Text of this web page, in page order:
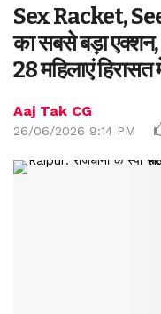
Sex Racket,
का सबसे बड़ा
28 महिलाएं हिरासत
Aaj Tak CG
26/06/2026 9:14 PM